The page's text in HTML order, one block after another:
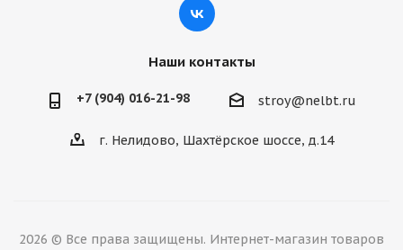
Наши контакты
+7 (904) 016-21-98 stroy@nelbt.ru
г. Нелидово, Шахтёрское шоссе, д.14
2026 © Все права защищены. Интернет-магазин товаров